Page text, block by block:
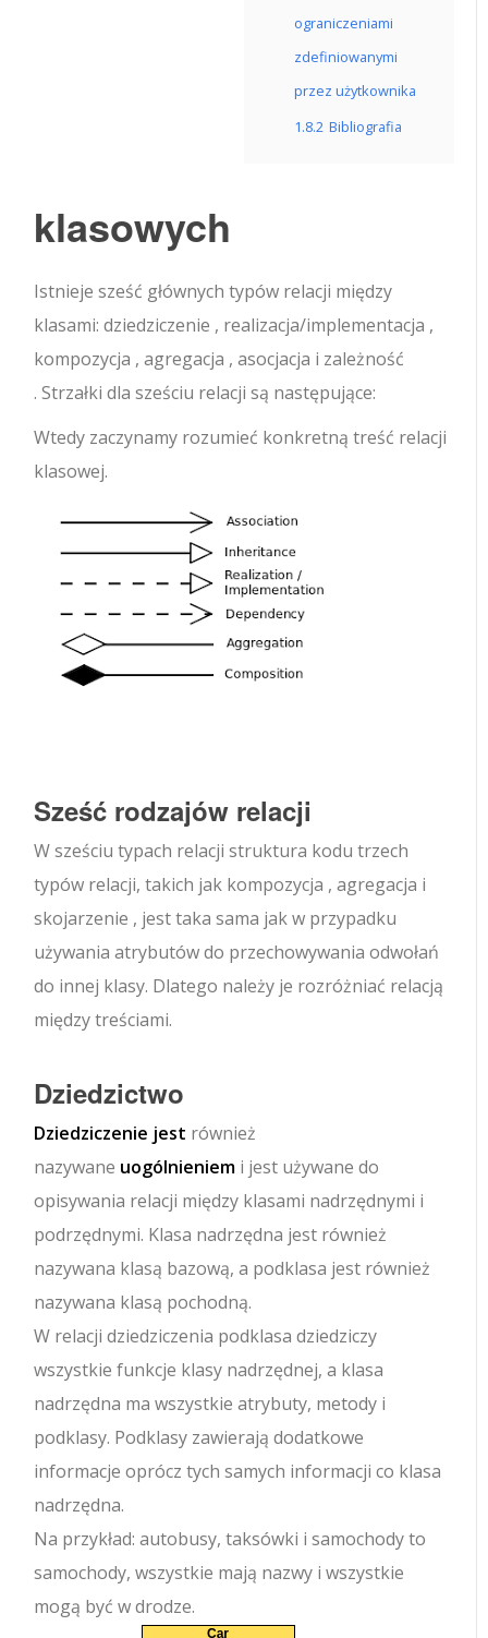
ograniczeniami
zdefiniowanymi
przez użytkownika
1.8.2 Bibliografia
klasowych
Istnieje sześć głównych typów relacji między
klasami: dziedziczenie , realizacja/implementacja ,
kompozycja , agregacja , asocjacja i zależność
. Strzałki dla sześciu relacji są następujące:
Wtedy zaczynamy rozumieć konkretną treść relacji
klasowej.
Sześć rodzajów relacji
W sześciu typach relacji struktura kodu trzech
typów relacji, takich jak kompozycja , agregacja i
skojarzenie , jest taka sama jak w przypadku
używania atrybutów do przechowywania odwołań
do innej klasy. Dlatego należy je rozróżniać relacją
między treściami.
Dziedzictwo
Dziedziczenie jest również
nazywane uogólnieniem i jest używane do
opisywania relacji między klasami nadrzędnymi i
podrzędnymi. Klasa nadrzędna jest również
nazywana klasą bazową, a podklasa jest również
nazywana klasą pochodną.
W relacji dziedziczenia podklasa dziedziczy
wszystkie funkcje klasy nadrzędnej, a klasa
nadrzędna ma wszystkie atrybuty, metody i
podklasy. Podklasy zawierają dodatkowe
informacje oprócz tych samych informacji co klasa
nadrzędna.
Na przykład: autobusy, taksówki i samochody to
samochody, wszystkie mają nazwy i wszystkie
mogą być w drodze.